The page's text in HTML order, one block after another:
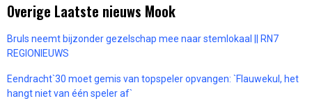
Overige Laatste nieuws Mook
Bruls neemt bijzonder gezelschap mee naar stemlokaal || RN7
REGIONIEUWS
Eendracht`30 moet gemis van topspeler opvangen: `Flauwekul, het
hangt niet van één speler af`